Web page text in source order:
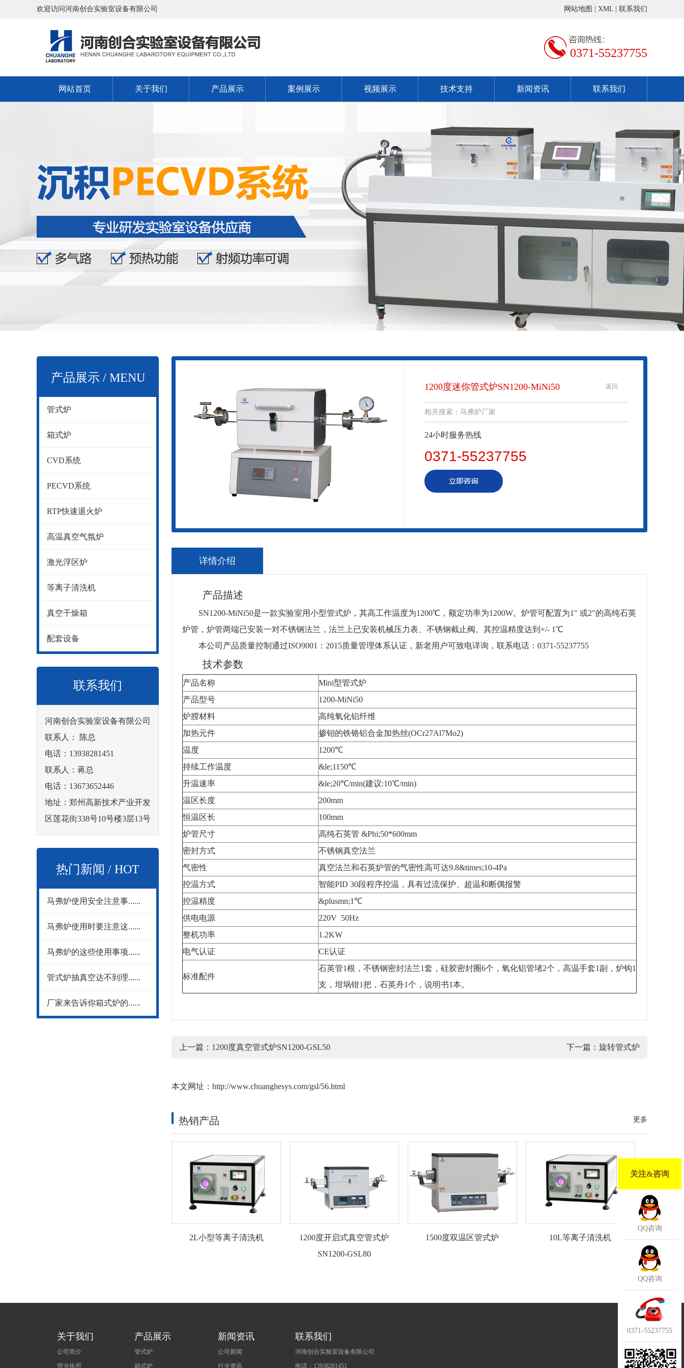
欢迎访问河南创合实验室设备有限公司 网站地图 XML 联系我们
0371-55237755
网站首页 关于我们 产品展示 案例展示 视频展示 技术支持 新闻资讯 联系我们
产品展示 / MENU
管式炉
箱式炉
CVD系统
PECVD系统
RTP快速退火炉
高温真空气氛炉
激光浮区炉
等离子清洗机
真空干燥箱
配套设备
联系我们
河南创合实验室设备有限公司
联系人： 陈总
电话：13938281451
联系人：蒋总
电话：13673652446
地址：郑州高新技术产业开发
区莲花街338号10号楼3层13号
热门新闻 / HOT
NEWS
马弗炉使用安全注意事......
马弗炉使用时要注意这......
马弗炉的这些使用事项......
管式炉抽真空达不到理......
厂家来告诉你箱式炉的......
1200度迷你管式炉SN1200-MiNi50 返回
相关搜索：马弗炉厂家
24小时服务热线
0371-55237755
详情介绍
产品描述
SN1200-MiNi50是一款实验室用小型管式炉，其高工作温度为1200℃，额定功率为1200W。炉管可配置为1" 或2"的高纯石英
炉管，炉管两端已安装一对不锈钢法兰，法兰上已安装机械压力表、不锈钢截止阀。其控温精度达到+/- 1℃
本公司产品质量控制通过ISO9001：2015质量管理体系认证，新老用户可致电详询，联系电话：0371-55237755
技术参数
产品名称
Mini型管式炉
产品型号
1200-MiNi50
炉膛材料
高纯氧化铝纤维
加热元件
掺钼的铁铬铝合金加热丝(OCr27Al7Mo2)
温度
1200℃
持续工作温度
&le;1150℃
升温速率
&le;20℃/min(建议:10℃/min)
温区长度
200mm
恒温区长
100mm
炉管尺寸
高纯石英管 &Phi;50*600mm
密封方式
不锈钢真空法兰
气密性
真空法兰和石英炉管的气密性高可达9.8&times;10-4Pa
控温方式
智能PID 30段程序控温，具有过流保护、超温和断偶报警
控温精度
&plusmn;1℃
供电电源
220V 50Hz
整机功率
1.2KW
电气认证
CE认证
标准配件
石英管1根，不锈钢密封法兰1套，硅胶密封圈6个，氧化铝管堵2个，高温手套1副，炉钩1
支，坩埚钳1把，石英舟1个，说明书1本。
上一篇： 1200度真空管式炉SN1200-GSL50 下一篇： 旋转管式炉
本文网址： http://www.chuanghesys.com/gsl/56.html
更多
热销产品
2L小型等离子清洗机
1200度开启式真空管式炉
SN1200-GSL80
1500度双温区管式炉 10L等离子清洗机
关于我们
公司简介
营业执照
产品展示
管式炉
箱式炉
新闻资讯
公司新闻
行业资讯
联系我们
河南创合实验室设备有限公司
电话：13938281451
关注&咨询
QQ咨询
QQ咨询
0371-55237755